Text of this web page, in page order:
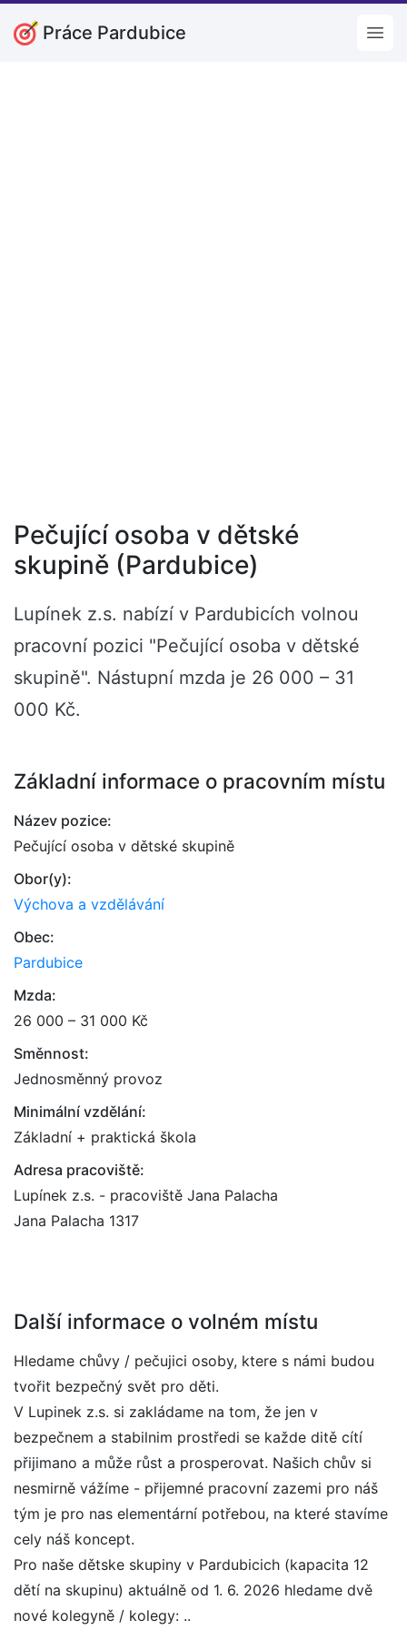
Práce Pardubice
Pečující osoba v dětské
skupině (Pardubice)
Lupínek z.s. nabízí v Pardubicích volnou
pracovní pozici "Pečující osoba v dětské
skupině". Nástupní mzda je 26 000 – 31
000 Kč.
Základní informace o pracovním místu
Název pozice:
Pečující osoba v dětské skupině
Obor(y):
Výchova a vzdělávání
Obec:
Pardubice
Mzda:
26 000 – 31 000 Kč
Směnnost:
Jednosměnný provoz
Minimální vzdělání:
Základní + praktická škola
Adresa pracoviště:
Lupínek z.s. - pracoviště Jana Palacha
Jana Palacha 1317
Další informace o volném místu
Hledame chůvy / pečujici osoby, ktere s námi budou
tvořit bezpečný svět pro děti.
V Lupinek z.s. si zakládame na tom, že jen v
bezpečnem a stabilnim prostředi se každe ditě cítí
přijimano a může růst a prosperovat. Našich chův si
nesmirně vážíme - přijemné pracovní zazemi pro náš
tým je pro nas elementární potřebou, na které stavíme
cely náš koncept.
Pro naše dětske skupiny v Pardubicich (kapacita 12
dětí na skupinu) aktuálně od 1. 6. 2026 hledame dvě
nové kolegyně / kolegy: ..